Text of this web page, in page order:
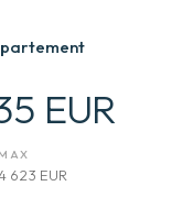
EUR
MAX
623 EUR